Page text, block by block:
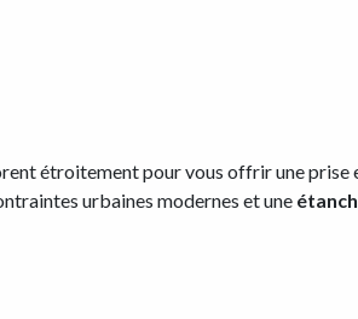
étroitement pour vous offrir une prise
urbaines modernes et une